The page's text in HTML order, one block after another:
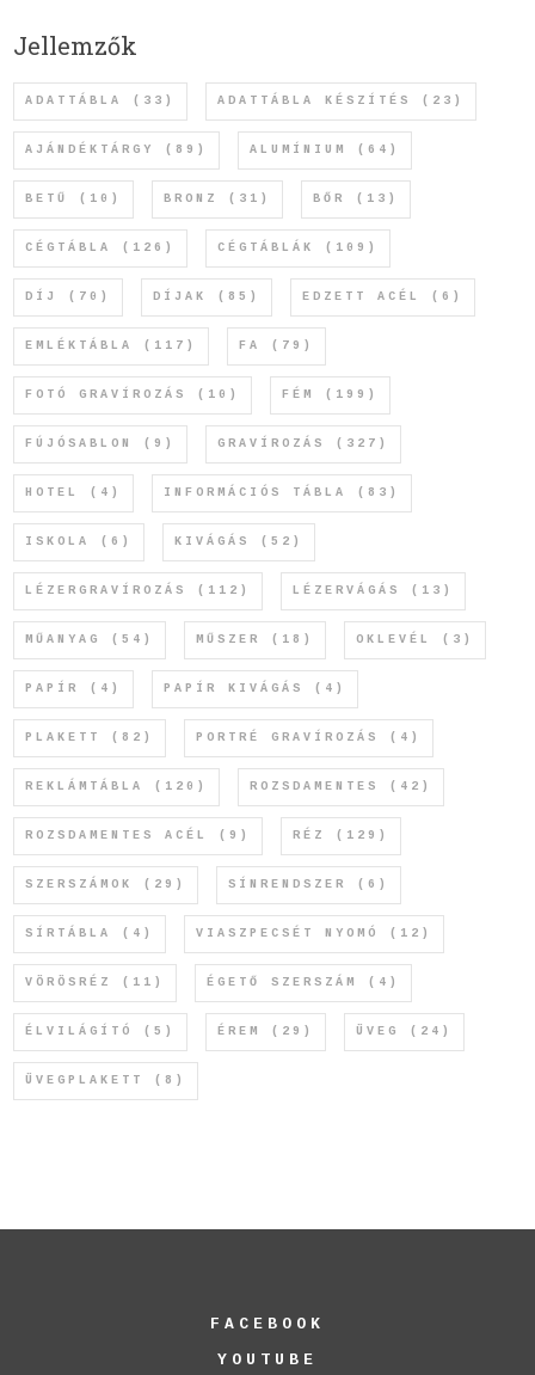
Jellemzők
ADATTÁBLA (33) ADATTÁBLA KÉSZÍTÉS (23)
AJÁNDÉKTÁRGY (89) ALUMÍNIUM (64)
BETŰ (10) BRONZ (31) BŐR (13)
CÉGTÁBLA (126) CÉGTÁBLÁK (109)
DÍJ (70) DÍJAK (85) EDZETT ACÉL (6)
EMLÉKTÁBLA (117) FA (79)
FOTÓ GRAVÍROZÁS (10) FÉM (199)
FÚJÓSABLON (9) GRAVÍROZÁS (327)
HOTEL (4) INFORMÁCIÓS TÁBLA (83)
ISKOLA (6) KIVÁGÁS (52)
LÉZERGRAVÍROZÁS (112) LÉZERVÁGÁS (13)
MŰANYAG (54) MŰSZER (18) OKLEVÉL (3)
PAPÍR (4) PAPÍR KIVÁGÁS (4)
PLAKETT (82) PORTRÉ GRAVÍROZÁS (4)
REKLÁMTÁBLA (120) ROZSDAMENTES (42)
ROZSDAMENTES ACÉL (9) RÉZ (129)
SZERSZÁMOK (29) SÍNRENDSZER (6)
SÍRTÁBLA (4) VIASZPECSÉT NYOMÓ (12)
VÖRÖSRÉZ (11) ÉGETŐ SZERSZÁM (4)
ÉLVILÁGÍTÓ (5) ÉREM (29) ÜVEG (24)
ÜVEGPLAKETT (8)
FACEBOOK
YOUTUBE